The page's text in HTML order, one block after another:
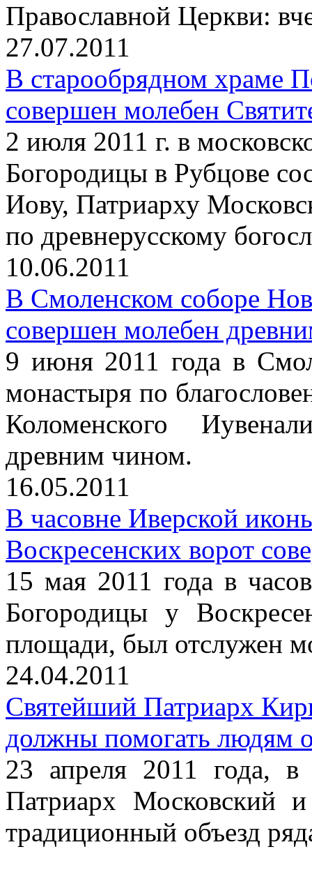
Православной Церкви:
27.07.2011
В старообрядном храме
совершен молебен
2 июля 2011 г. в
Богородицы в Рубцове
Иову, Патриарху
по древнерусскому
10.06.2011
В Смоленском соборе
совершен молебен
9 июня 2011 года в
монастыря по
Коломенского
древним чином.
16.05.2011
В часовне Иверской
Воскресенских ворот
15 мая 2011 года в
Богородицы у
площади, был отслужен
24.04.2011
Святейший Патриарх
должны помогать людям
23 апреля 2011 года,
Патриарх Московский
традиционный объезд